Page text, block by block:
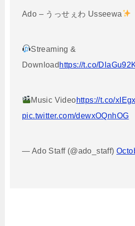
Ado – うっせぇわ Usseewa
Streaming &
Download https://t.co/
Music Videohttps://t.co/
pic.twitter.com/dewxOQnhOG
— Ado Staff (@ado_staff)